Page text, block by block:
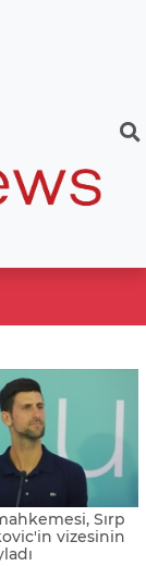
Sırp
vizesinin